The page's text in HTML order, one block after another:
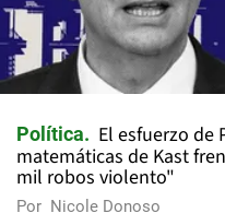
Política
El esfuerzo de
matemáticas de Kast
mil robos violento"
Por Nicole Donoso